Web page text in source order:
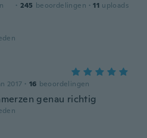
· 245 beoordelingen · 11 uploads
2017 · 16 beoordelingen
genau richtig